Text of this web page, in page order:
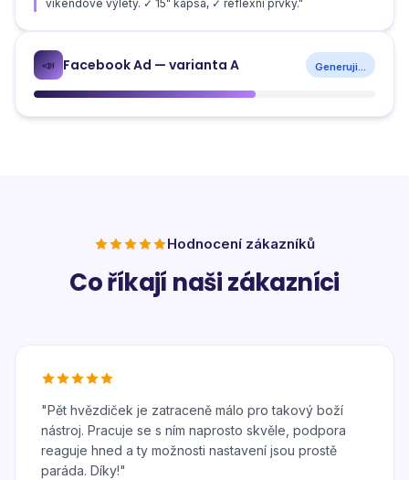
víkendové výlety. ✓ 15" kapsa, ✓ reflexní prvky."
📣 Facebook Ad — varianta A Generuji...
Hodnocení zákazníků
Co říkají naši zákazníci
"Pět hvězdiček je zatraceně málo pro takový boží
nástroj. Pracuje se s ním naprosto skvěle, podpora
reaguje hned a ty možnosti nastavení jsou prostě
paráda. Díky!"